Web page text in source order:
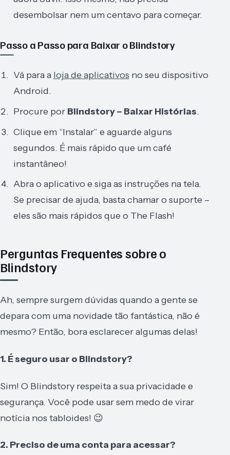
desembolsar nem um centavo para começar.
Passo a Passo para Baixar o Blindstory
Vá para a loja de aplicativos no seu dispositivo
Android.
Procure por Blindstory – Baixar Histórias.
Clique em “Instalar” e aguarde alguns
segundos. É mais rápido que um café
instantâneo!
Abra o aplicativo e siga as instruções na tela.
Se precisar de ajuda, basta chamar o suporte –
eles são mais rápidos que o The Flash!
Perguntas Frequentes sobre o
Blindstory
Ah, sempre surgem dúvidas quando a gente se
depara com uma novidade tão fantástica, não é
mesmo? Então, bora esclarecer algumas delas!
1. É seguro usar o Blindstory?
Sim! O Blindstory respeita a sua privacidade e
segurança. Você pode usar sem medo de virar
notícia nos tabloides! 😉
2. Preciso de uma conta para acessar?